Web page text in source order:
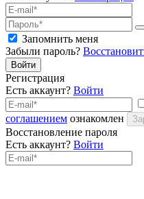
Запомнить меня
Забыли пароль?
Войти
Регистрация
Есть аккаунт? Войти
соглашением ознакомлен
Восстановление пароля
Есть аккаунт? Войти